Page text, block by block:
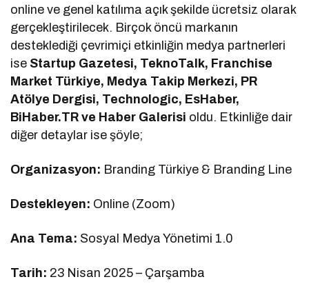
online ve genel katılıma açık şekilde ücretsiz olarak
gerçekleştirilecek. Birçok öncü markanın
desteklediği çevrimiçi etkinliğin medya partnerleri
ise Startup Gazetesi, TeknoTalk, Franchise
Market Türkiye, Medya Takip Merkezi, PR
Atölye Dergisi, Technologic, EsHaber,
BiHaber.TR ve Haber Galerisi oldu. Etkinliğe dair
diğer detaylar ise şöyle;
Organizasyon: Branding Türkiye & Branding Line
Destekleyen: Online (Zoom)
Ana Tema: Sosyal Medya Yönetimi 1.0
Tarih: 23 Nisan 2025 – Çarşamba